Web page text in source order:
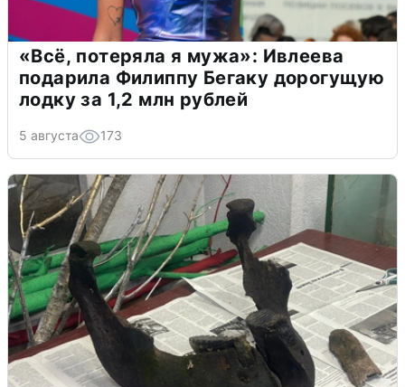
«Всё, потеряла я мужа»: Ивлеева
подарила Филиппу Бегаку дорогущую
лодку за 1,2 млн рублей
5 августа 173